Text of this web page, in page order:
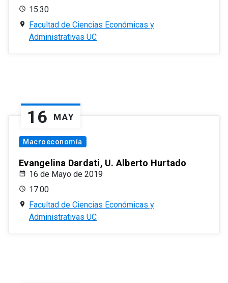
15:30
Facultad de Ciencias Económicas y
Administrativas UC
16 MAY
Macroeconomía
Evangelina Dardati, U. Alberto Hurtado
16 de Mayo de 2019
17:00
Facultad de Ciencias Económicas y
Administrativas UC